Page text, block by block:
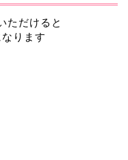
ただけると
ります